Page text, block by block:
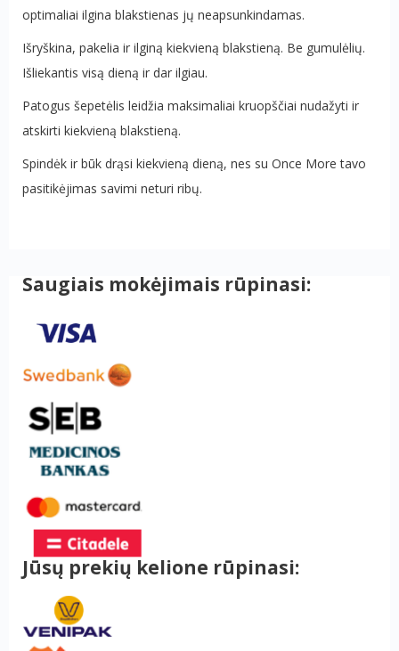
optimaliai ilgina blakstienas jų neapsunkindamas.
Išryškina, pakelia ir ilginą kiekvieną blakstieną. Be gumulėlių.
Išliekantis visą dieną ir dar ilgiau.
Patogus šepetėlis leidžia maksimaliai kruopščiai nudažyti ir
atskirti kiekvieną blakstieną.
Spindėk ir būk drąsi kiekvieną dieną, nes su Once More tavo
pasitikėjimas savimi neturi ribų.
Saugiais mokėjimais rūpinasi:
Jūsų prekių kelione rūpinasi: